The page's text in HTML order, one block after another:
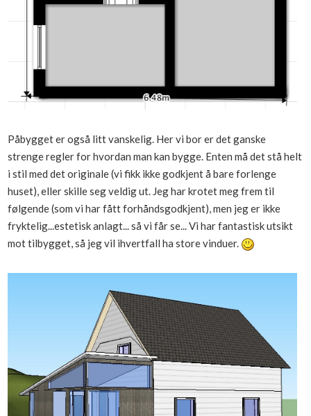
Påbygget er også litt vanskelig. Her vi bor er det ganske
strenge regler for hvordan man kan bygge. Enten må det stå helt
i stil med det originale (vi fikk ikke godkjent å bare forlenge
huset), eller skille seg veldig ut. Jeg har krotet meg frem til
følgende (som vi har fått forhåndsgodkjent), men jeg er ikke
fryktelig...estetisk anlagt... så vi får se... Vi har fantastisk utsikt
mot tilbygget, så jeg vil ihvertfall ha store vinduer.